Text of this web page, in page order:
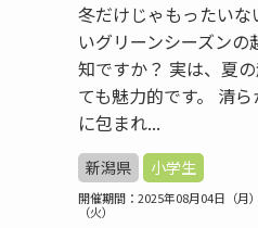
冬だけじゃもったいな
いグリーンシーズン
知ですか？ 実は、夏
ても魅力的です。 清
に包まれ...
新潟県 小学生
開催期間：2025年08月04日（月
（火）